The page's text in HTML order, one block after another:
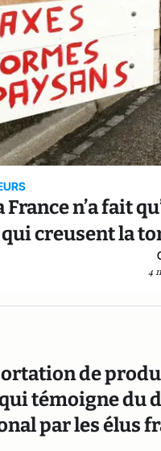
France n’a fait
qui creusent la
4
de
témoigne du
par les élus